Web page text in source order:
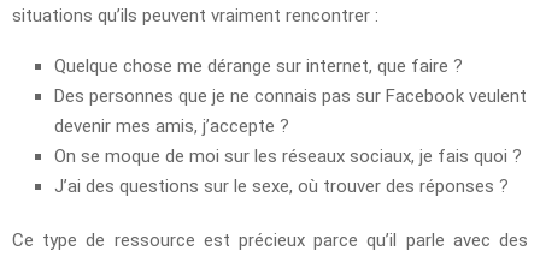
situations qu’ils peuvent vraiment rencontrer :
Quelque chose me dérange sur internet, que faire ?
Des personnes que je ne connais pas sur Facebook veulent
devenir mes amis, j’accepte ?
On se moque de moi sur les réseaux sociaux, je fais quoi ?
J’ai des questions sur le sexe, où trouver des réponses ?
Ce type de ressource est précieux parce qu’il parle avec des